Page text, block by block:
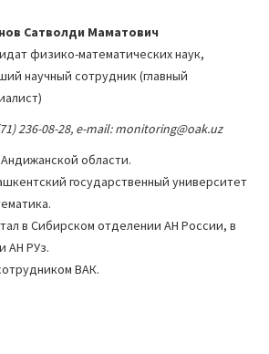
Сатволди Маматович
физико-математических наук,
научный сотрудник (главный
236-08-28, e-mail: monitoring@oak.uz
области.
государственный университет
в Сибирском отделении АН России, в
АН РУз.
ВАК.